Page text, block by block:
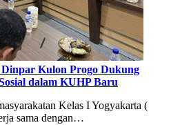
Dinpar Kulon Progo Dukung
dalam KUHP Baru
Kelas I Yogyakarta (
sama dengan…